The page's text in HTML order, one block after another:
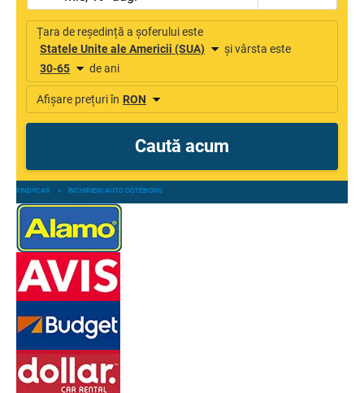
FINDYCAR » ÎNCHIRIERI AUTO GÖTEBORG